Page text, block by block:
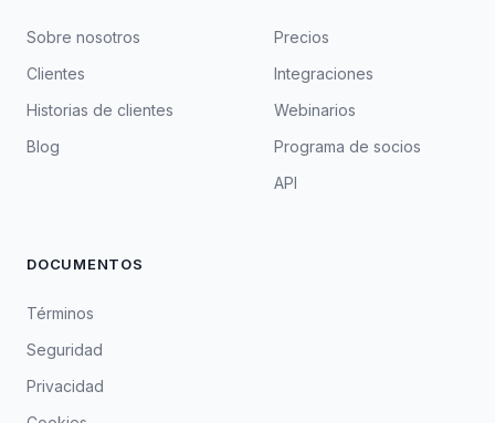
Sobre nosotros
Clientes
Historias de clientes
Blog
Precios
Integraciones
Webinarios
Programa de socios
API
DOCUMENTOS
Términos
Seguridad
Privacidad